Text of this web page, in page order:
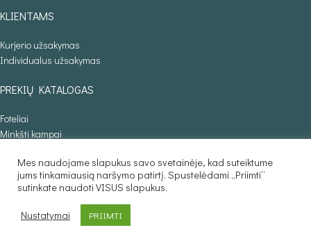
KLIENTAMS
Kurjerio užsakymas
Individualus užsakymas
PREKIŲ KATALOGAS
Foteliai
Minkšti kampai
Sofos lovos
Stalai
Baldaila.lt © 2025
Mes naudojame slapukus savo svetainėje, kad suteiktume
jums tinkamiausią naršymo patirtį. Spustelėdami „Priimti“
sutinkate naudoti VISUS slapukus.
Nustatymai PRIIMTI